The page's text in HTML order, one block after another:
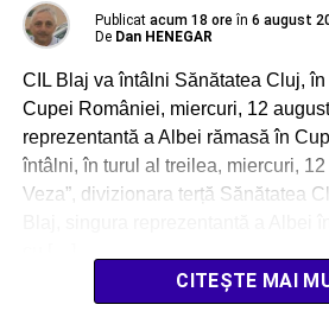
Publicat acum 18 ore în 6 august
De Dan HENEGAR
CIL Blaj va întâlni Sănătatea Cluj, în
Cupei României, miercuri, 12
reprezentantă a Albei rămasă în
întâlni, în turul al treilea, miercuri, 12
Veza”, divizionara terță Sănătatea
CITEȘTE MAI